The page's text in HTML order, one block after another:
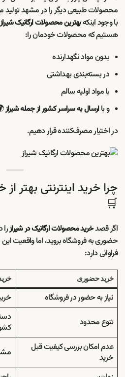
محصولات طبیعی دیگر را در مشهد تولید
با وجود اینکهبهترین محصولات ارگانیک شیراز
هستیم که محصولات خودمان را:
بدون مواد نگهدارنده
در بسته‌بندی بهداشتی
با مواد اولیه سالم
و باارسال به سراسر کشور از جمله شیراز
در اختیار مصرف‌کننده قرار دهیم.
چرا خرید اینترنتی بهتر
🛒
اگر قصدخرید محصولات ارگانیک در شیرازرا
حضوری به فروشگاه بروید، اما واقعیت
فراوانی دارد:
خرید حضوری
نیاز به حضور در فروشگاه
تنوع محدود
عدم امکان بررسی کیفیت قبل
خرید